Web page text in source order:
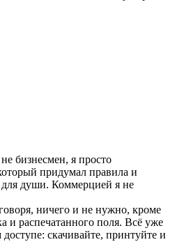
бизнесмен, я просто
придумал правила и
для души. Коммерцией я не
ничего и не нужно, кроме
и распечатанного поля. Всё уже
скачивайте, принтуйте и